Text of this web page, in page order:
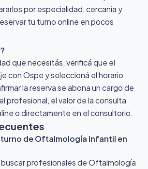
por especialidad, cercanía y
tu turno online en pocos
que necesitás, verificá que el
con Ospe y seleccioná el horario
la reserva se abona un cargo de
profesional, el valor de la consulta
o directamente en el consultorio.
de Oftalmología Infantil en
profesionales de Oftalmología